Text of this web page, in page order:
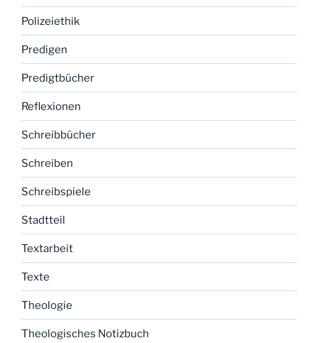
Polizeiethik
Predigen
Predigtbücher
Reflexionen
Schreibbücher
Schreiben
Schreibspiele
Stadtteil
Textarbeit
Texte
Theologie
Theologisches Notizbuch